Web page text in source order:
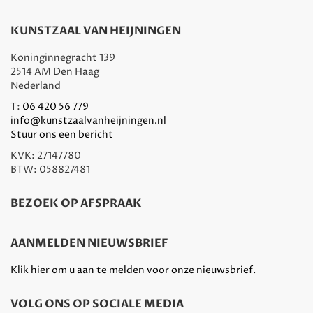
KUNSTZAAL VAN HEIJNINGEN
Koninginnegracht 139
2514 AM Den Haag
Nederland
T: 06 420 56 779
info@kunstzaalvanheijningen.nl
Stuur ons een bericht
KVK: 27147780
BTW: 058827481
BEZOEK OP AFSPRAAK
AANMELDEN NIEUWSBRIEF
Klik hier om u aan te melden voor onze nieuwsbrief.
VOLG ONS OP SOCIALE MEDIA